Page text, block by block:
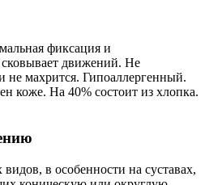
фиксация и
движений. Не
не махрится. Гипоаллергенный.
коже. На 40% состоит из хлопка.
в особенности на суставах,